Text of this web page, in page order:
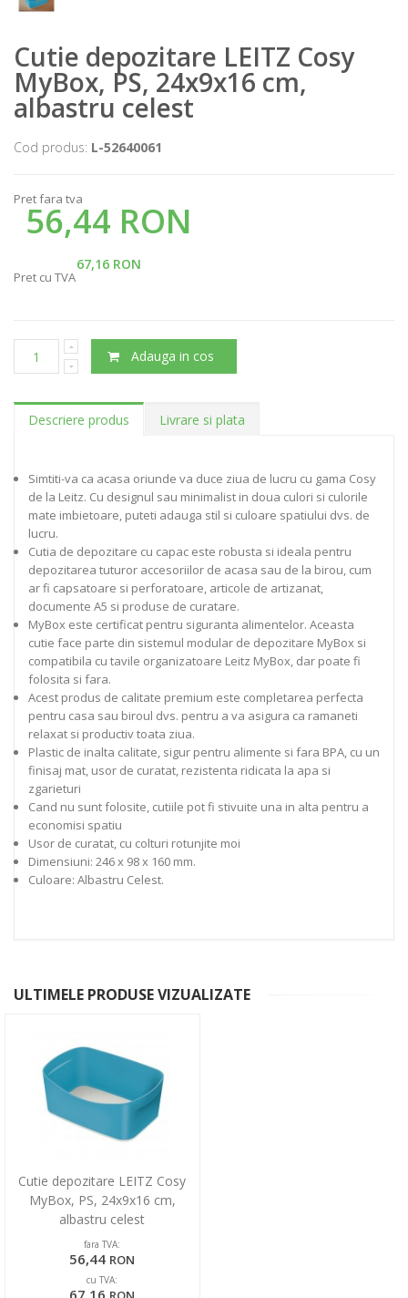
Cutie depozitare LEITZ Cosy
MyBox, PS, 24x9x16 cm,
albastru celest
Cod produs: L-52640061
Pret fara tva
56,44 RON
67,16 RON
Pret cu TVA
Adauga in cos
Descriere produs Livrare si plata
Simtiti-va ca acasa oriunde va duce ziua de lucru cu gama Cosy
de la Leitz. Cu designul sau minimalist in doua culori si culorile
mate imbietoare, puteti adauga stil si culoare spatiului dvs. de
lucru.
Cutia de depozitare cu capac este robusta si ideala pentru
depozitarea tuturor accesoriilor de acasa sau de la birou, cum
ar fi capsatoare si perforatoare, articole de artizanat,
documente A5 si produse de curatare.
MyBox este certificat pentru siguranta alimentelor. Aceasta
cutie face parte din sistemul modular de depozitare MyBox si
compatibila cu tavile organizatoare Leitz MyBox, dar poate fi
folosita si fara.
Acest produs de calitate premium este completarea perfecta
pentru casa sau biroul dvs. pentru a va asigura ca ramaneti
relaxat si productiv toata ziua.
Plastic de inalta calitate, sigur pentru alimente si fara BPA, cu un
finisaj mat, usor de curatat, rezistenta ridicata la apa si
zgarieturi
Cand nu sunt folosite, cutiile pot fi stivuite una in alta pentru a
economisi spatiu
Usor de curatat, cu colturi rotunjite moi
Dimensiuni: 246 x 98 x 160 mm.
Culoare: Albastru Celest.
ULTIMELE PRODUSE VIZUALIZATE
Cutie depozitare LEITZ Cosy
MyBox, PS, 24x9x16 cm,
albastru celest
fara TVA:
56,44 RON
cu TVA: